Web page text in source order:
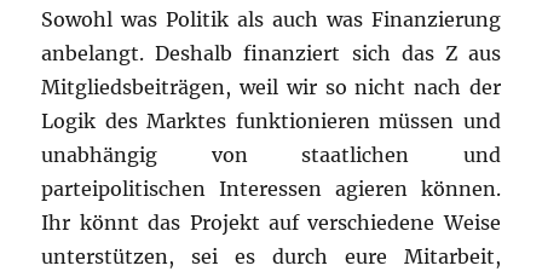
Sowohl was Politik als auch was Finanzierung
anbelangt. Deshalb finanziert sich das Z aus
Mitgliedsbeiträgen, weil wir so nicht nach der
Logik des Marktes funktionieren müssen und
unabhängig von staatlichen und
parteipolitischen Interessen agieren können.
Ihr könnt das Projekt auf verschiedene Weise
unterstützen, sei es durch eure Mitarbeit,